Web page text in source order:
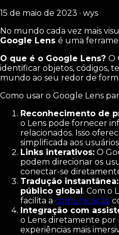
15 de maio de 2023 · wys
No mundo cada vez mais
Google Lens é uma
O que é o Google Lens? O
identificar objetos, códigos,
mundo ao seu redor de
Como usar o Google Lens
Reconhecimento de
o Lens pode fornecer
relacionados. Isso
simplificada aos
Links interativos: O
podem direcionar os
conectar-se
Tradução instantânea:
público global. Com o
facilita a comunicação
Integração com
o Lens diretamente por
experiências mais